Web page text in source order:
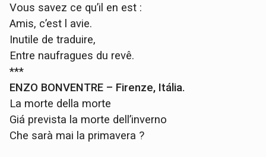
Vous savez ce qu’il en est :
Amis, c’est l avie.
Inutile de traduire,
Entre naufragues du revê.
***
ENZO BONVENTRE – Firenze, Itália.
La morte della morte
Giá prevista la morte dell’inverno
Che sarà mai la primavera ?